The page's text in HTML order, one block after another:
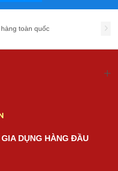
toàn quốc
DỤNG HÀNG ĐẦU